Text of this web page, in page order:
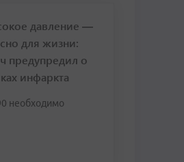
давление —
для жизни:
предупредил о
инфаркта
необходимо